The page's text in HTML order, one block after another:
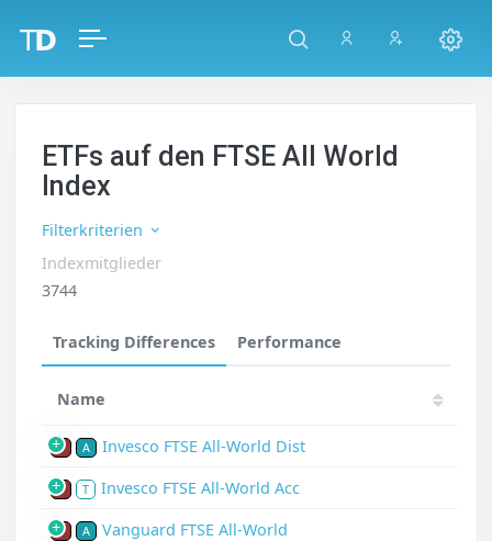
ETFs auf den FTSE All World
Index
Filterkriterien
Indexmitglieder
3744
Tracking Differences Performance
Name
P A Invesco FTSE All-World Dist
P T Invesco FTSE All-World Acc
P A Vanguard FTSE All-World